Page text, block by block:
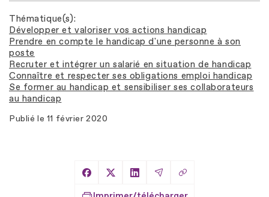
Thématique(s)
Développer et valoriser vos actions handicap
Prendre en compte le handicap d'une personne à son
poste
Recruter et intégrer un salarié en situation de handicap
Connaître et respecter ses obligations emploi handicap
Se former au handicap et sensibiliser ses collaborateurs
au handicap
Publié le 11 février 2020
Partager sur Facebook
Partager sur X
Partager sur LinkedIn
Partager par Email
Copier le lien